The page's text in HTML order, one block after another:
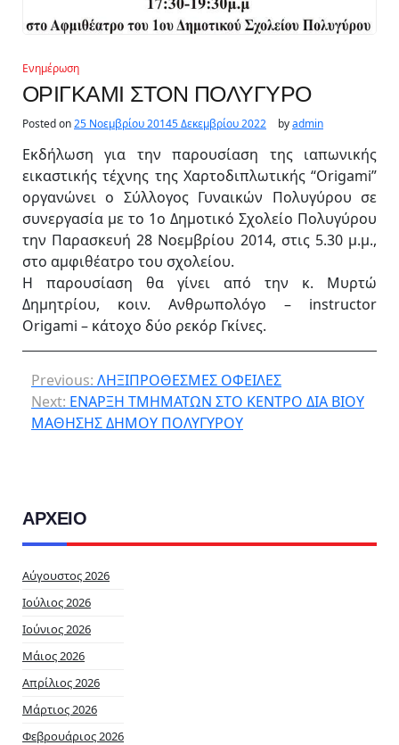
Ενημέρωση
ΟΡΙΓΚΑΜΙ ΣΤΟΝ ΠΟΛΥΓΥΡΟ
Posted on25 Νοεμβρίου 20145 Δεκεμβρίου 2022 byadmin
Εκδήλωση για την παρουσίαση της ιαπωνικής
εικαστικής τέχνης της Χαρτοδιπλωτικής “Origami”
οργανώνει ο Σύλλογος Γυναικών Πολυγύρου σε
συνεργασία με το 1ο Δημοτικό Σχολείο Πολυγύρου
την Παρασκευή 28 Νοεμβρίου 2014, στις 5.30 μ.μ.,
στο αμφιθέατρο του σχολείου.
Η παρουσίαση θα γίνει από την κ. Μυρτώ
Δημητρίου, κοιν. Ανθρωπολόγο – instructor
Origami – κάτοχο δύο ρεκόρ Γκίνες.
Previous: ΛΗΞΙΠΡΟΘΕΣΜΕΣ ΟΦΕΙΛΕΣ
Next: ΕΝΑΡΞΗ ΤΜΗΜΑΤΩΝ ΣΤΟ ΚΕΝΤΡΟ ΔΙΑ ΒΙΟΥ
ΜΑΘΗΣΗΣ ΔΗΜΟΥ ΠΟΛΥΓΥΡΟΥ
ΑΡΧΕΙΟ
Αύγουστος 2026
Ιούλιος 2026
Ιούνιος 2026
Μάιος 2026
Απρίλιος 2026
Μάρτιος 2026
Φεβρουάριος 2026